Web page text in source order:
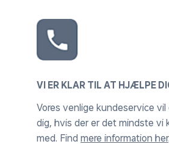
VI ER KLAR TIL AT HJÆLPE
Vores venlige kundeservice vil
dig, hvis der er det mindste vi
med. Find mere information her.